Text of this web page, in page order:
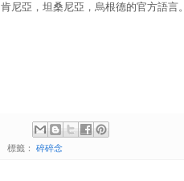
肯尼亞，坦桑尼亞，烏根德的官方語言。
標籤： 碎碎念